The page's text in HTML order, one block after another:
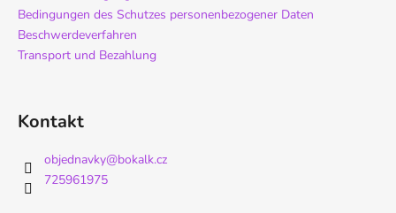
Bedingungen des Schutzes personenbezogener Daten
Beschwerdeverfahren
Transport und Bezahlung
Kontakt
objednavky@bokalk.cz
725961975